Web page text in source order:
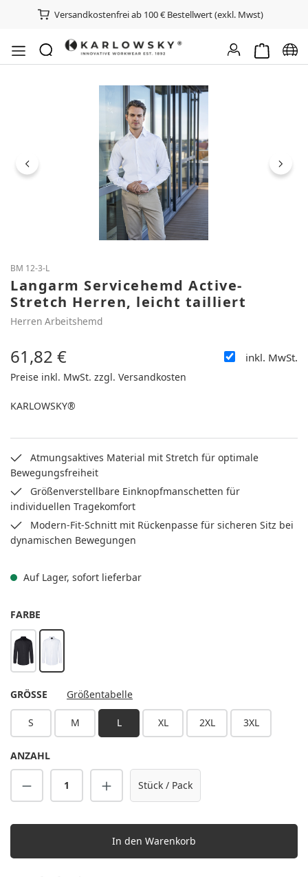
Versandkostenfrei ab 100 € Bestellwert (exkl. Mwst)
Bildergalerie überspringen
BM 12-3-L
Langarm Servicehemd Active-
Stretch Herren, leicht tailliert
Herren Arbeitshemd
Regulärer Preis:
61,82 € inkl. MwSt.
Preise inkl. MwSt. zzgl. Versandkosten
KARLOWSKY®
Atmungsaktives Material mit Stretch für optimale
Bewegungsfreiheit
Größenverstellbare Einknopfmanschetten für
individuellen Tragekomfort
Modern-Fit-Schnitt mit Rückenpasse für sicheren Sitz bei
dynamischen Bewegungen
Auf Lager, sofort lieferbar
FARBE
schwarzweiß
GRÖSSE AUSWÄHLEN
Größentabelle
S M L XL 2XL 3XL
ANZAHL
Produkt Anzahl: Gib den gewünschten
Stück / Pack
In den Warenkorb